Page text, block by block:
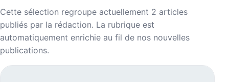
Cette sélection regroupe actuellement 2 articles
publiés par la rédaction. La rubrique est
automatiquement enrichie au fil de nos nouvelles
publications.